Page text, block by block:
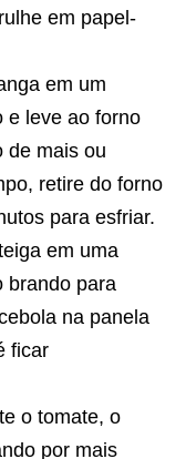
em papel-
em um
e leve ao forno
de mais ou
retire do forno
para esfriar.
em uma
brando para
na panela
ficar
o tomate, o
por mais